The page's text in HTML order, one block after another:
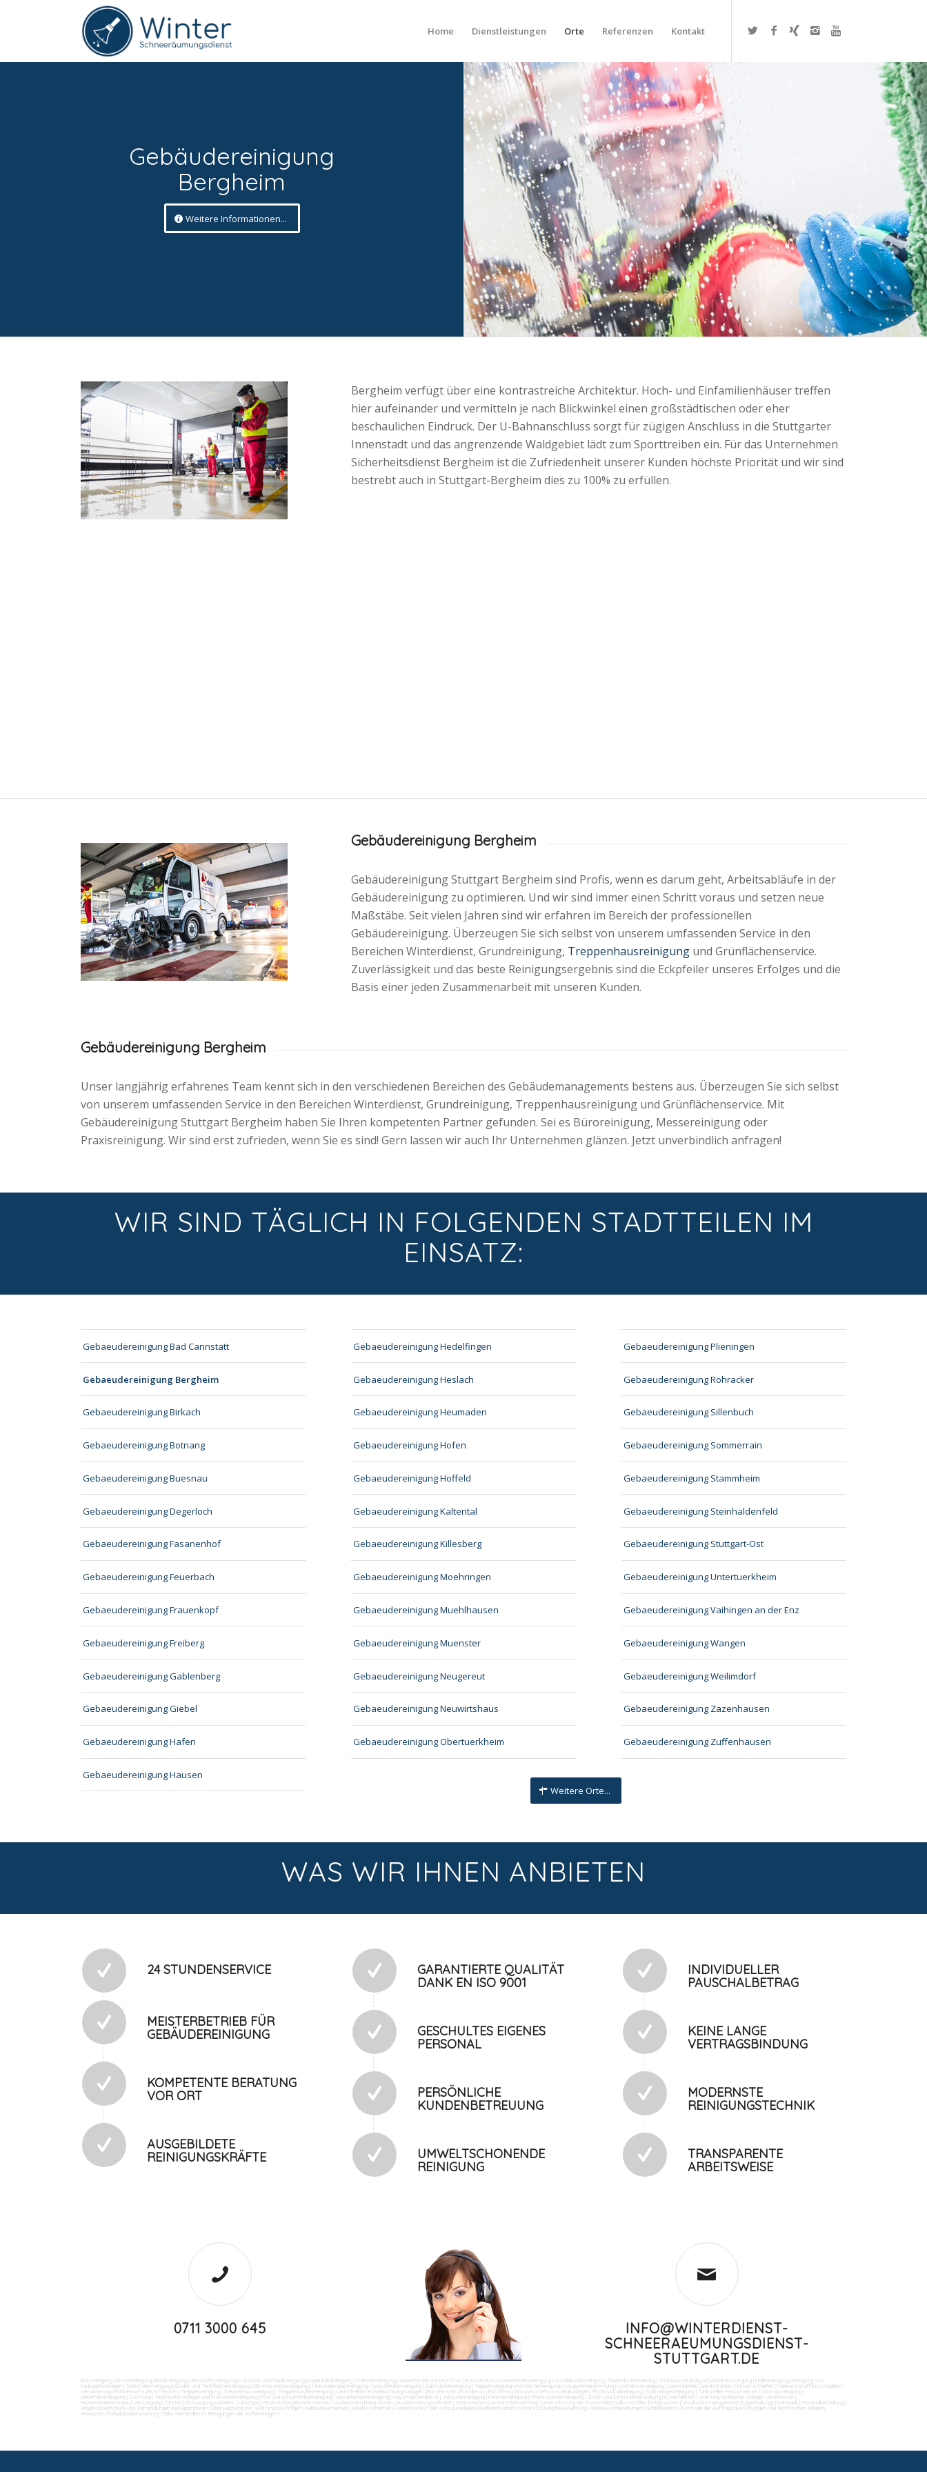
Home Dienstleistungen Orte Referenzen Kontakt
Gebäudereinigung
Bergheim
Weitere Informationen...
Bergheim verfügt über eine kontrastreiche Architektur. Hoch- und Einfamilienhäuser treffen
hier aufeinander und vermitteln je nach Blickwinkel einen großstädtischen oder eher
beschaulichen Eindruck. Der U-Bahnanschluss sorgt für zügigen Anschluss in die Stuttgarter
Innenstadt und das angrenzende Waldgebiet lädt zum Sporttreiben ein. Für das Unternehmen
Sicherheitsdienst Bergheim ist die Zufriedenheit unserer Kunden höchste Priorität und wir sind
bestrebt auch in Stuttgart-Bergheim dies zu 100% zu erfüllen.
Gebäudereinigung Bergheim
Gebäudereinigung Stuttgart Bergheim sind Profis, wenn es darum geht, Arbeitsabläufe in der
Gebäudereinigung zu optimieren. Und wir sind immer einen Schritt voraus und setzen neue
Maßstäbe. Seit vielen Jahren sind wir erfahren im Bereich der professionellen
Gebäudereinigung. Überzeugen Sie sich selbst von unserem umfassenden Service in den
Bereichen Winterdienst, Grundreinigung, Treppenhausreinigung und Grünflächenservice.
Zuverlässigkeit und das beste Reinigungsergebnis sind die Eckpfeiler unseres Erfolges und die
Basis einer jeden Zusammenarbeit mit unseren Kunden.
Gebäudereinigung Bergheim
Unser langjährig erfahrenes Team kennt sich in den verschiedenen Bereichen des Gebäudemanagements bestens aus. Überzeugen Sie sich selbst
von unserem umfassenden Service in den Bereichen Winterdienst, Grundreinigung, Treppenhausreinigung und Grünflächenservice. Mit
Gebäudereinigung Stuttgart Bergheim haben Sie Ihren kompetenten Partner gefunden. Sei es Büroreinigung, Messereinigung oder
Praxisreinigung. Wir sind erst zufrieden, wenn Sie es sind! Gern lassen wir auch Ihr Unternehmen glänzen. Jetzt unverbindlich anfragen!
WIR SIND TÄGLICH IN FOLGENDEN STADTTEILEN IM
EINSATZ:
Gebaeudereinigung Bad Cannstatt
Gebaeudereinigung Bergheim
Gebaeudereinigung Birkach
Gebaeudereinigung Botnang
Gebaeudereinigung Buesnau
Gebaeudereinigung Degerloch
Gebaeudereinigung Fasanenhof
Gebaeudereinigung Feuerbach
Gebaeudereinigung Frauenkopf
Gebaeudereinigung Freiberg
Gebaeudereinigung Gablenberg
Gebaeudereinigung Giebel
Gebaeudereinigung Hafen
Gebaeudereinigung Hausen
Gebaeudereinigung Hedelfingen
Gebaeudereinigung Heslach
Gebaeudereinigung Heumaden
Gebaeudereinigung Hofen
Gebaeudereinigung Hoffeld
Gebaeudereinigung Kaltental
Gebaeudereinigung Killesberg
Gebaeudereinigung Moehringen
Gebaeudereinigung Muehlhausen
Gebaeudereinigung Muenster
Gebaeudereinigung Neugereut
Gebaeudereinigung Neuwirtshaus
Gebaeudereinigung Obertuerkheim
Gebaeudereinigung Plieningen
Gebaeudereinigung Rohracker
Gebaeudereinigung Sillenbuch
Gebaeudereinigung Sommerrain
Gebaeudereinigung Stammheim
Gebaeudereinigung Steinhaldenfeld
Gebaeudereinigung Stuttgart-Ost
Gebaeudereinigung Untertuerkheim
Gebaeudereinigung Vaihingen an der Enz
Gebaeudereinigung Wangen
Gebaeudereinigung Weilimdorf
Gebaeudereinigung Zazenhausen
Gebaeudereinigung Zuffenhausen
Weitere Orte...
WAS WIR IHNEN ANBIETEN
24 STUNDENSERVICE
MEISTERBETRIEB FÜR
GEBÄUDEREINIGUNG
KOMPETENTE BERATUNG
VOR ORT
AUSGEBILDETE
REINIGUNGSKRÄFTE
GARANTIERTE QUALITÄT
DANK EN ISO 9001
GESCHULTES EIGENES
PERSONAL
PERSÖNLICHE
KUNDENBETREUUNG
UMWELTSCHONENDE
REINIGUNG
INDIVIDUELLER
PAUSCHALBETRAG
KEINE LANGE
VERTRAGSBINDUNG
MODERNSTE
REINIGUNGSTECHNIK
TRANSPARENTE
ARBEITSWEISE
0711 3000 645
INFO@WINTERDIENST-
SCHNEERAEUMUNGSDIENST-
STUTTGART.DE
Büroreinigung |Firmenreinigung |Bankreinigung Geschäftsreinigung |Industrie und Fabrikreinigung |Ladenlokalreinigung Toilettenreinigung Gewerbe Service |Putzfrau |Putzservice |Unternehmensreinigung |Hundekotbeseitigung Taubenkotbeseitung Trinkwasseranalyse Abfall entsorgung |Hallenreinigung |Reinigung von
Farbspritzanlagen
Tankstellenreinigung |Boden und Tankflächenreinigung SB-Waschboxreinigung Tankstellendachreinigung Waschhallenreinigung Zapfsäulenreinigung Teppichreinigung und Polsterreinigung |Kaugummientfernung |Hochdruckreinigung Gummiabrieb | Sandstrahlen |Fräsen schleifen |Polieren Graffitis Vogelkot
Verwitterung Grünbewuchs
|Rostflecken Treppenreinigung Treppenhausreinigung Treppenstufenreinigung |Leuchtreklame |Beleuchtungsanlagen |Bürofenster |Putzdienst |Putzfirma |Norovirus |Photovoltaikanlagen |Photovoltaikreinigung Solaranlagenreinigung Tankstellen-Hausmeister |Umzugsreinigung
Unterhaltsreinigung Osmose Technische Anlagen und Maschinenreinigung |Pool und Schwimmbadreinigung Gewerberaumreinigung |Hausmeisterdienst Jalousienreinigung |Fensterreinigung |Fitnesscenterreinigung Zutritt und Schlüsselverwaltung |Kurierfahrten Wartung technicher Anlagen veranlassen
Materialanlieferungen
Versorgungsfahrten |Entsorgungsarbeiten |Umzüge Veranstaltungen intern/extern vorbereiten Reparaturen (Ausbesserungsarbeiten) intern/extern Automatenwartung |Unterstützung der Poststelle Collico-Koffer fertigmachen Vordrucksmanagement (Lagerhaltung) |Fuhrpark |Materialbestellung
Angebotseinholung und Verhandlungen bei Reparaturen
Überwachung von Wartungsaufträgen Gebäudesicherheit Arbeitssicherheit |Funktionstest der Aufzugsanlagen |Rufbereitschaft |Unterstützung bei Bewirtung Aktionsvorbereitungen Schließdienst |Kontrolle der Auftragsausführungen
bei technischen Anlagen
einweisen
|Parkplatzüberwachung |teilw. Winterdienst, Reinigungen der Außenanlagen